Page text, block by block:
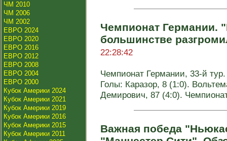
ЧМ 2010
ЧМ 2006
ЧМ 2002
ЕВРО 2024
ЕВРО 2020
ЕВРО 2016
ЕВРО 2012
ЕВРО 2008
ЕВРО 2004
ЕВРО 2000
Кубок Америки 2024
Кубок Америки 2021
Кубок Америки 2019
Кубок Америки 2016
Кубок Америки 2015
Кубок Америки 2011
Чемпионат Германии.
большинстве
22:28:42
Чемпионат Германии, 33-й
Голы: Каразор, 8 (1:0).
Демирович, 87 (4:0).
Важная победа